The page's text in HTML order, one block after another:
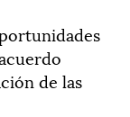
de las